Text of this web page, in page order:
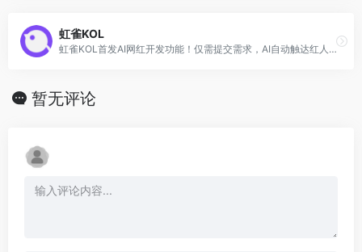
虹雀KOL
虹雀KOL首发AI网红开发功能！仅需提交需求，AI自动触达红人，当天可与合适红人沟通合作。虹雀KOL还提供3500万精准红人数据，网红搜索、分析、建联等功能帮助品牌卖家快速找到适合自己的网红。
暂无评论